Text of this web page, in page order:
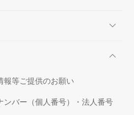
報等ご提供のお願い
ンバー（個人番号）・法人番号